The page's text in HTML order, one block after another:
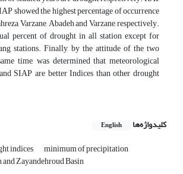
showed the highest percentage of occurrence
Varzane, Abadeh and Varzane, respectively.
percent of drought in all station except for
stations. Finally, by the attitude of the two
time, was determined that meteorological
SIAP are better Indices than other drought
کلیدواژه‌ها English
indices minimum of precipitation
Zayandehroud Basin